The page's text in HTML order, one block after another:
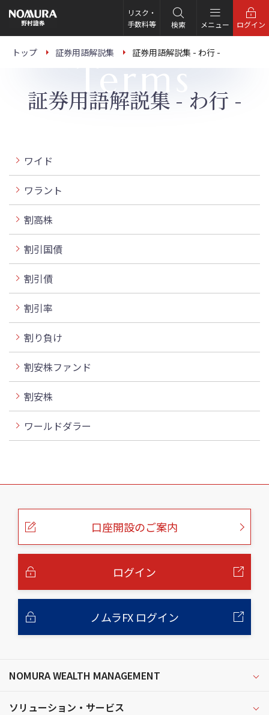
の
ー
リスク・
手数料等
検索 メニュー ログイン
トップ 証券用語解説集 証券用語解説集 - わ行 -
Terms
証券用語解説集 - わ行 -
ワイド
ワラント
割高株
割引国債
割引債
割引率
割り負け
割安株ファンド
割安株
ワールドダラー
こ
口座開設のご案内
ログイン
ノムラFX ログイン
NOMURA WEALTH MANAGEMENT
ソリューション・サービス